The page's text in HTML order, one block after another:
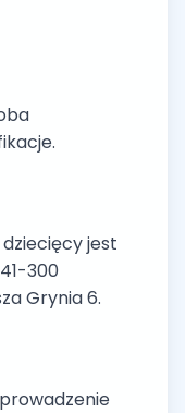
jest
300
Grynia 6.